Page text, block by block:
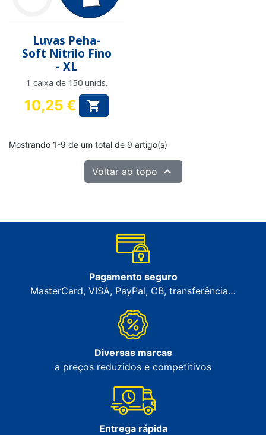
Luvas Peha-
Soft Nitrilo Fino
- XL
1 caixa de 150 unids.
Preço
10,25 € 
Mostrando 1-9 de um total de 9 artigo(s)
Voltar ao topo 
Pagamento seguro
MasterCard, VISA, PayPal, CB, transferência…
Diversas marcas
a preços reduzidos e competitivos
Entrega rápida